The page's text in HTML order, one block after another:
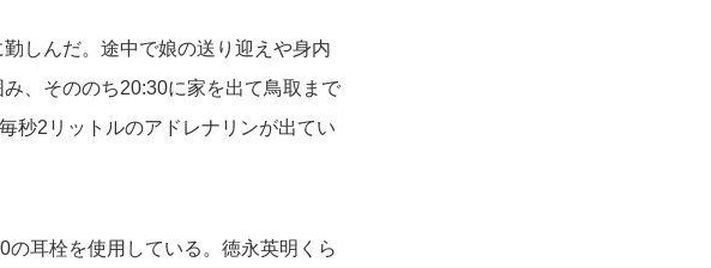
しんだ。途中で娘の送り迎えや身内
、そののち20:30に家を出て鳥取まで
秒2リットルのアドレナリンが出てい
耳栓を使用している。徳永英明くら